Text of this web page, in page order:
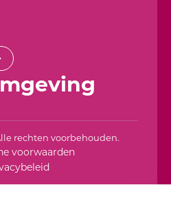
rechten voorbehouden.
voorwaarden